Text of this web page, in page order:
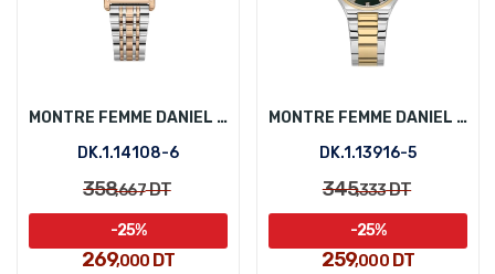
MONTRE FEMME DANIEL KLEIN DK.1.14108-6
DK.1.14108-6
358,667DT
269,000 DT
-25%
MONTRE FEMME DANIEL KLEIN DK.1.13916-5
DK.1.13916-5
345,333DT
259,000DT
-25%